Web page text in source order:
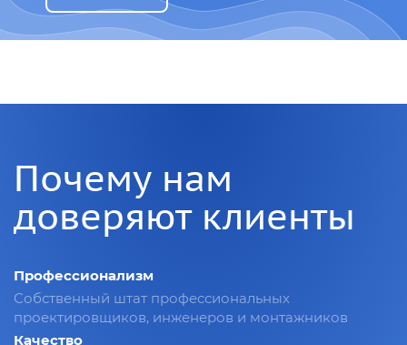
Почему нам
доверяют клиенты
Профессионализм
Собственный штат профессиональных
проектировщиков, инженеров и монтажников
Качество